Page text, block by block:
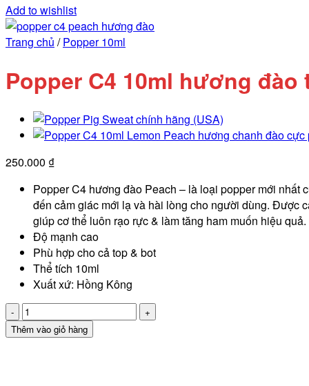
Add to wishlist
Trang chủ / Popper 10ml
Popper C4 10ml hương
250.000 ₫
Popper C4 hương đào Peach – là loại popper mới nhất
đến cảm giác mới lạ và hài lòng cho người dùng. Được
giúp cơ thể luôn rạo rực & làm tăng ham muốn hiệu
Độ mạnh cao
Phù hợp cho cả top & bot
Thể tích 10ml
Xuất xứ: Hồng Kông
Popper
C4
10ml
Thêm vào giỏ hàng